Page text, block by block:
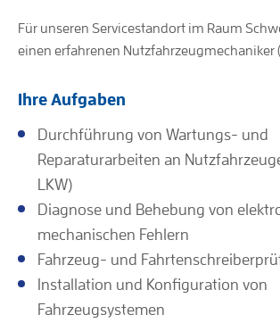
Für unseren Servicestandort im Raum
einen erfahrenen Nutzfahrzeugmechaniker
Ihre Aufgaben
Durchführung von Wartungs- und
Reparaturarbeiten an
LKW)
Diagnose und Behebung von
mechanischen Fehlern
Fahrzeug- und
Installation und Konfiguration von
Fahrzeugsystemen